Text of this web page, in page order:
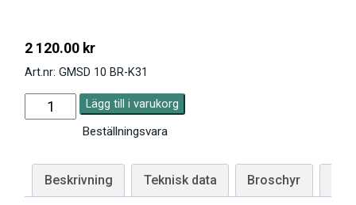
2 120.00 kr
Art.nr: GMSD 10 BR-K31
Lägg till i varukorg
Beställningsvara
Beskrivning Teknisk data Broschyr